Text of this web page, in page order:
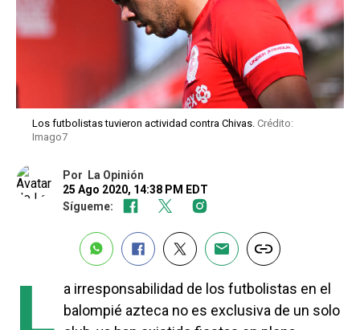
Los futbolistas tuvieron actividad contra Chivas. Crédito:
Imago7
Por
La Opinión
25 Ago 2020, 14:38 PM EDT
Sígueme:
a irresponsabilidad de los futbolistas en el
balompié azteca no es exclusiva de un solo